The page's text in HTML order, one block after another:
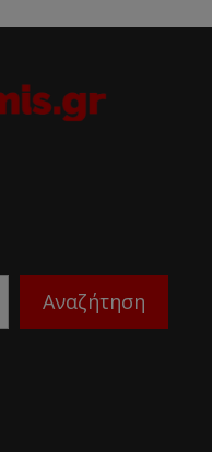
Αναζήτηση